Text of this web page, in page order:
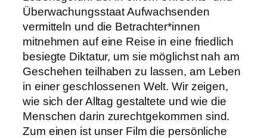
Überwachungsstaat Aufwachsenden
vermitteln und die Betrachter*innen
mitnehmen auf eine Reise in eine friedlich
besiegte Diktatur, um sie möglichst nah am
Geschehen teilhaben zu lassen, am Leben
in einer geschlossenen Welt. Wir zeigen,
wie sich der Alltag gestaltete und wie die
Menschen darin zurechtgekommen sind.
Zum einen ist unser Film die persönliche